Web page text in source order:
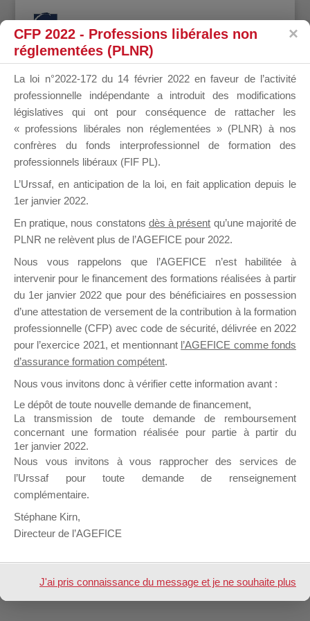
AXEL
SIBRA
il y a un an
Profil Groupes 1 Forums
Inscription
Nom &
Prénom
Axel Sibra
Design de
CFP 2022 - Professions libérales non
réglementées (PLNR)
La loi n°2022-172 du 14 février 2022 en faveur de l’activité
professionnelle indépendante a introduit des modifications
législatives qui ont pour conséquence de rattacher les
« professions libérales non réglementées » (PLNR) à nos
confrères du fonds interprofessionnel de formation des
professionnels libéraux (FIF PL).
L’Urssaf, en anticipation de la loi, en fait application depuis le
1er janvier 2022.
En pratique, nous constatons dès à présent qu’une majorité de
PLNR ne relèvent plus de l’AGEFICE pour 2022.
Nous vous rappelons que l’AGEFICE n’est habilitée à
intervenir pour le financement des formations réalisées à partir
du 1er janvier 2022 que pour des bénéficiaires en possession
d’une attestation de versement de la contribution à la formation
professionnelle (CFP) avec code de sécurité, délivrée en 2022
pour l’exercice 2021, et mentionnant l’AGEFICE comme fonds
d’assurance formation compétent.
Nous vous invitons donc à vérifier cette information avant :
Le dépôt de toute nouvelle demande de financement,
La transmission de toute demande de remboursement
concernant une formation réalisée pour partie à partir du
1er janvier 2022.
Nous vous invitons à vous rapprocher des services de
l’Urssaf pour toute demande de renseignement
complémentaire.
Stéphane Kirn,
Directeur de l’AGEFICE
J'ai pris connaissance du message et je ne souhaite plus